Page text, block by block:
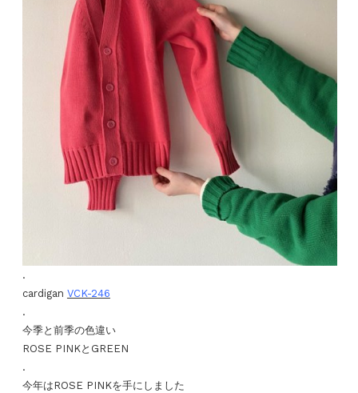
.
cardigan VCK-246
.
今季と前季の色違い
ROSE PINKとGREEN
.
今年はROSE PINKを手にしました